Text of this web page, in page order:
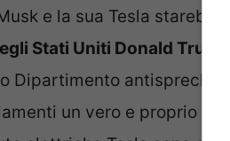
e la sua Tesla
Stati Uniti Donald Trump
Dipartimento antisprechi
un vero e proprio